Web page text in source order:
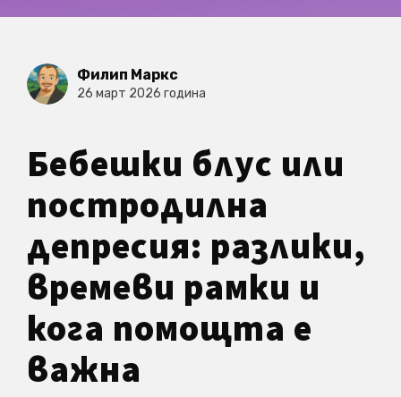
Филип Маркс
26 март 2026 година
Бебешки блус или
постродилна
депресия: разлики,
времеви рамки и
кога помощта е
важна